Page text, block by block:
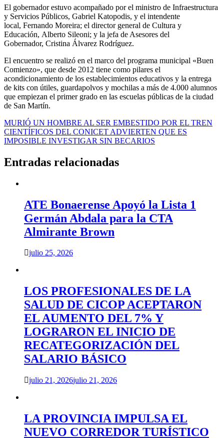
El gobernador estuvo acompañado por el ministro de Infraestructura
y Servicios Públicos, Gabriel Katopodis, y el intendente
local, Fernando Moreira; el director general de Cultura y
Educación, Alberto Sileoni; y la jefa de Asesores del
Gobernador, Cristina Álvarez Rodríguez.
El encuentro se realizó en el marco del programa municipal «Buen
Comienzo», que desde 2012 tiene como pilares el
acondicionamiento de los establecimientos educativos y la entrega
de kits con útiles, guardapolvos y mochilas a más de 4.000 alumnos
que empiezan el primer grado en las escuelas públicas de la ciudad
de San Martín.
Navegación
de
MURIÓ UN HOMBRE AL SER EMBESTIDO POR EL TREN
CIENTÍFICOS DEL CONICET ADVIERTEN QUE ES
IMPOSIBLE INVESTIGAR SIN BECARIOS
Entradas relacionadas
ATE Bonaerense Apoyó la Lista 1
Germán Abdala para la CTA
Almirante Brown
julio 25, 2026
LOS PROFESIONALES DE LA
SALUD DE CICOP ACEPTARON
EL AUMENTO DEL 7% Y
LOGRARON EL INICIO DE
RECATEGORIZACIÓN DEL
SALARIO BÁSICO
julio 21, 2026julio 21, 2026
LA PROVINCIA IMPULSA EL
NUEVO CORREDOR TURÍSTICO